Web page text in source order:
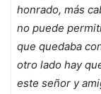
honrado, más
no puede
que quedaba
otro lado hay
este señor y